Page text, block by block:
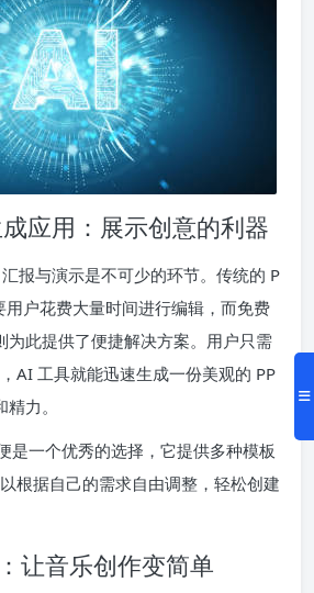
应用：展示创意的利器
报与演示是不可少的环节。传统的 P
用户花费大量时间进行编辑，而免费
为此提供了便捷解决方案。用户只需
AI 工具就能迅速生成一份美观的 PP
力。
是一个优秀的选择，它提供多种模板
根据自己的需求自由调整，轻松创建
让音乐创作变简单